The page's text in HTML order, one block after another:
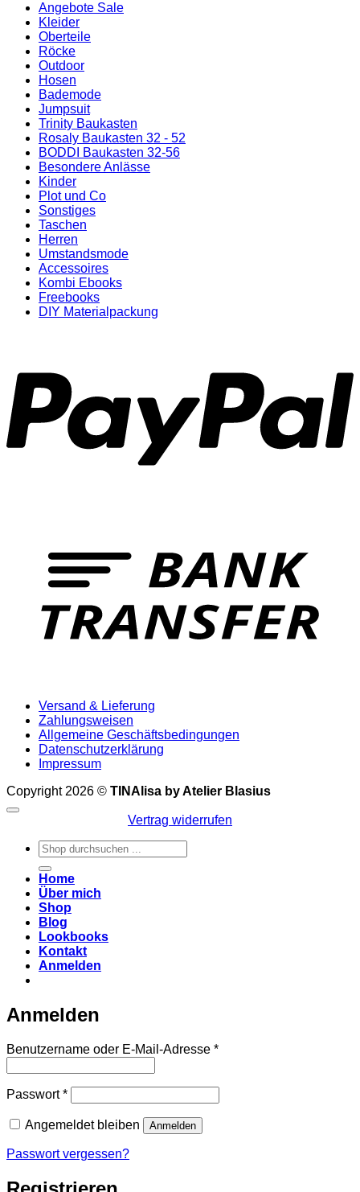
Angebote Sale
Kleider
Oberteile
Röcke
Outdoor
Hosen
Bademode
Jumpsuit
Trinity Baukasten
Rosaly Baukasten 32 - 52
BODDI Baukasten 32-56
Besondere Anlässe
Kinder
Plot und Co
Sonstiges
Taschen
Herren
Umstandsmode
Accessoires
Kombi Ebooks
Freebooks
DIY Materialpackung
Versand & Lieferung
Zahlungsweisen
Allgemeine Geschäftsbedingungen
Datenschutzerklärung
Impressum
Copyright 2026 © TINAlisa by Atelier Blasius
Vertrag widerrufen
Suchen
nach:
Home
Über mich
Shop
Blog
Lookbooks
Kontakt
Anmelden
Anmelden
Benutzername oder E-Mail-Adresse *Erforderlich
Passwort*Erforderlich
Angemeldet bleiben Anmelden
Passwort vergessen?